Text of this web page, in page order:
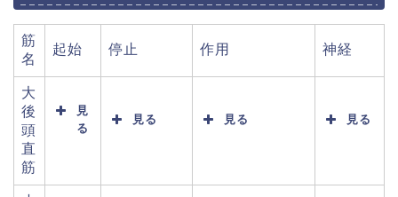
筋
名
起始 停止 作用 神経
大
後
頭
直
筋
見
る
見る 見る 見る